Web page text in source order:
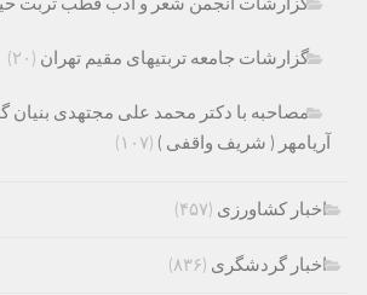
گزارشات جامعه تربتیهای مقیم تهران (۲۰)
مصاحبه با دکتر محمد علی مجتهدی بنیان
آریامهر ( شریف واقفی ) (۱۰۷)
اخبار کشاورزی (۴۵۷)
اخبار گردشگری (۸۳۶)